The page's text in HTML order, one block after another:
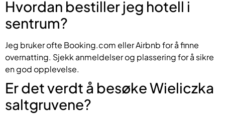
Hvordan bestiller jeg hotell i
sentrum?
Jeg bruker ofte Booking.com eller Airbnb for å finne
overnatting. Sjekk anmeldelser og plassering for å sikre
en god opplevelse.
Er det verdt å besøke Wieliczka
saltgruvene?